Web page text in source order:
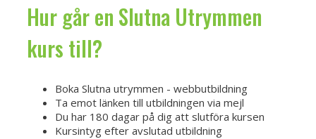
Hur går en Slutna Utrymmen
kurs till?
Boka Slutna utrymmen - webbutbildning
Ta emot länken till utbildningen via mejl
Du har 180 dagar på dig att slutföra kursen
Kursintyg efter avslutad utbildning